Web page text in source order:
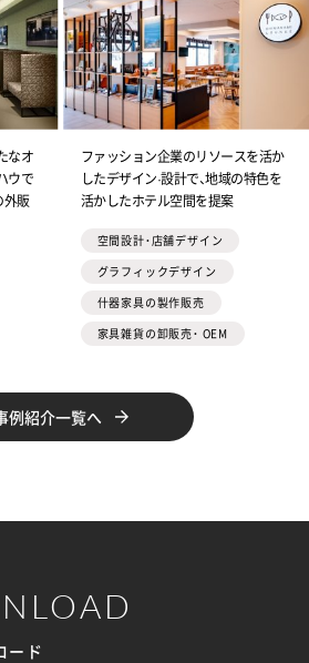
なオ
ウで
外販
ファッション企業のリソースを活か
したデザイン·設計で、地域の特色を
活かしたホテル空間を提案
空間設計・店舗デザイン
グラフィックデザイン
什器家具の製作販売
家具雑貨の卸販売・ OEM
例紹介一覧へ
ード